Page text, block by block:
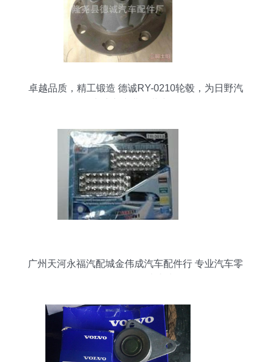
卓越品质，精工锻造 德诚RY-0210轮毂，为日野汽
广州天河永福汽配城金伟成汽车配件行 专业汽车零